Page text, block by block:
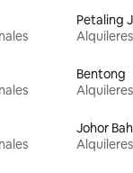
Petaling
Bentong
Johor